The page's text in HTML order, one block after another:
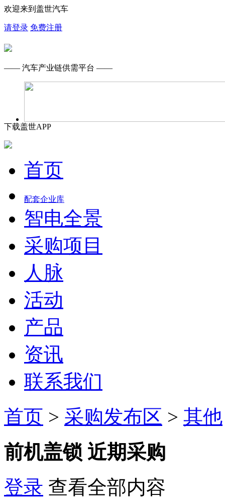
欢迎来到盖世汽车
请登录 免费注册
—— 汽车产业链供需平台 ——
下载盖世APP
首页
配套企业库
智电全景
采购项目
人脉
活动
产品
资讯
联系我们
首页 > 采购发布区 > 其他
前机盖锁 近期采购
登录 查看全部内容